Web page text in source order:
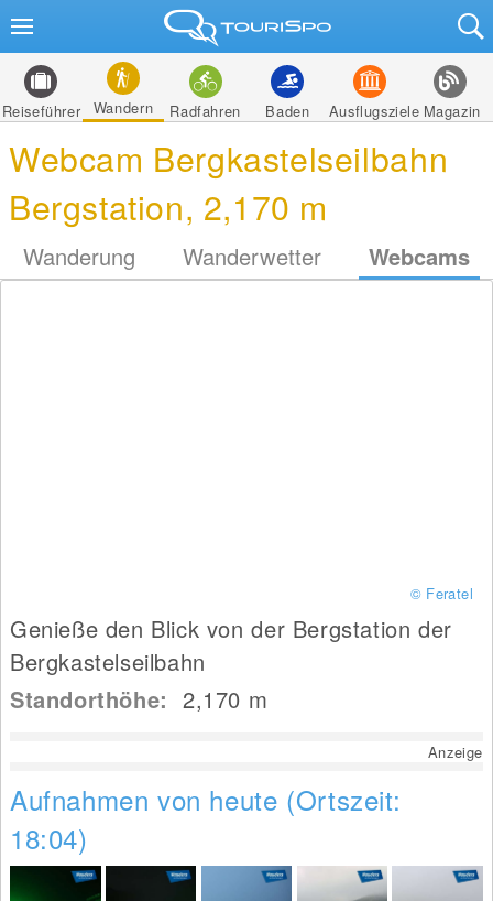
Reiseführer Wandern Radfahren Baden Ausflugsziele Magazin
Webcam Bergkastelseilbahn
Bergstation, 2,170 m
Wanderung Wanderwetter Webcams
© Feratel
Genieße den Blick von der Bergstation der
Bergkastelseilbahn
Standorthöhe:2,170 m
Anzeige
Aufnahmen von heute (Ortszeit:
18:04)